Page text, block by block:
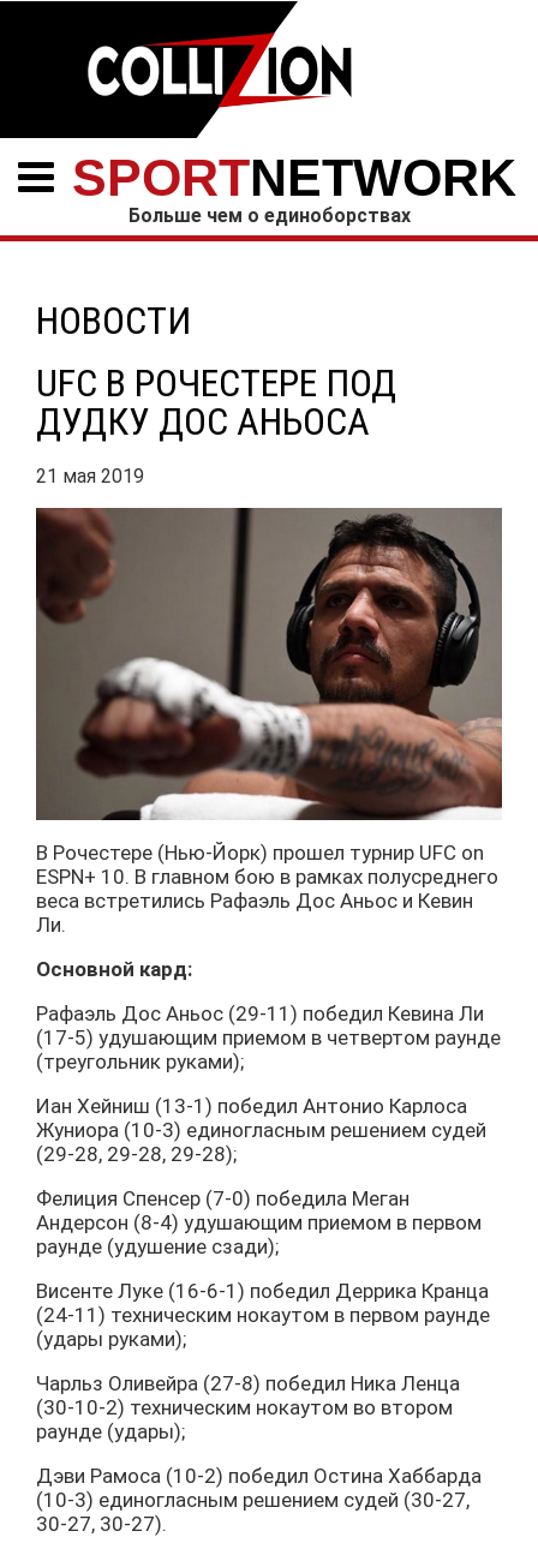
SPORTNETWORK
Больше чем о единоборствах
НОВОСТИ
UFC В РОЧЕСТЕРЕ ПОД
ДУДКУ ДОС АНЬОСА
21 мая 2019
В Рочестере (Нью-Йорк) прошел турнир UFC on
ESPN+ 10. В главном бою в рамках полусреднего
веса встретились Рафаэль Дос Аньос и Кевин
Ли.
Основной кард:
Рафаэль Дос Аньос (29-11) победил Кевина Ли
(17-5) удушающим приемом в четвертом раунде
(треугольник руками);
Иан Хейниш (13-1) победил Антонио Карлоса
Жуниора (10-3) единогласным решением судей
(29-28, 29-28, 29-28);
Фелиция Спенсер (7-0) победила Меган
Андерсон (8-4) удушающим приемом в первом
раунде (удушение сзади);
Висенте Луке (16-6-1) победил Деррика Кранца
(24-11) техническим нокаутом в первом раунде
(удары руками);
Чарльз Оливейра (27-8) победил Ника Ленца
(30-10-2) техническим нокаутом во втором
раунде (удары);
Дэви Рамоса (10-2) победил Остина Хаббарда
(10-3) единогласным решением судей (30-27,
30-27, 30-27).